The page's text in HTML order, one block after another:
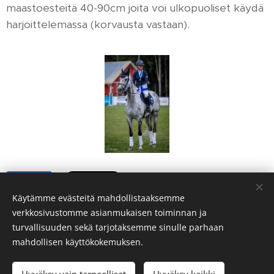
maastoesteitä 40-90cm joita voi ulkopuoliset käydä
harjoittelemassa (korvausta vastaan).
© 2026Ratsureipas Oy.Kaikki oikeudet pidätetään.
Käytämme evästeitä mahdollistaaksemme
verkkosivustomme asianmukaisen toiminnan ja
turvallisuuden sekä tarjotaksemme sinulle parhaan
mahdollisen käyttökokemuksen.